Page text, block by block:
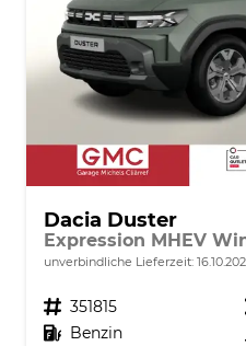
Dacia Duster
unverbindliche Lieferzeit:
Fahrzeugnr. 351815
Kraftstoff Benzin